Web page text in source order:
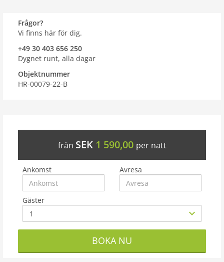
Frågor?
Vi finns här för dig.
+49 30 403 656 250
Dygnet runt, alla dagar
Objektnummer
HR-00079-22-B
från SEK 1 590,00 per natt
Ankomst Avresa
Gäster
BOKA NU